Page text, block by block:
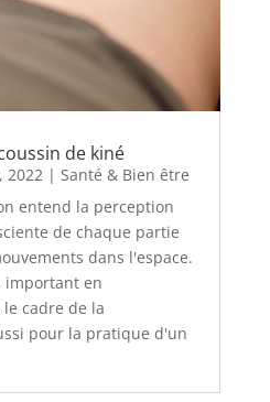
de kiné
2022| Santé & Bien être
entend la perception
de chaque partie
dans l'espace.
important en
cadre de la
pour la pratique d'un